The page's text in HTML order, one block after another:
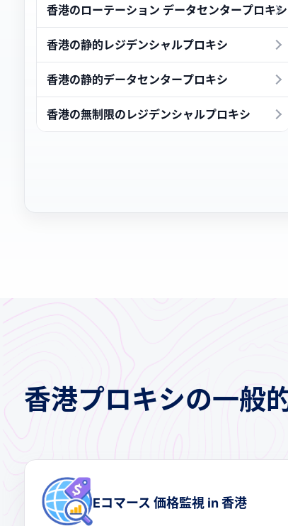
香港のローテーション データセンタープロキシ
香港の静的レジデンシャルプロキシ
香港の静的データセンタープロキシ
香港の無制限のレジデンシャルプロキシ
香港プロキシの一般
Eコマース 価格監視 in 香港